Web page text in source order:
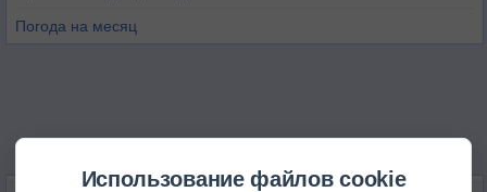
Погода на месяц
Использование файлов cookie